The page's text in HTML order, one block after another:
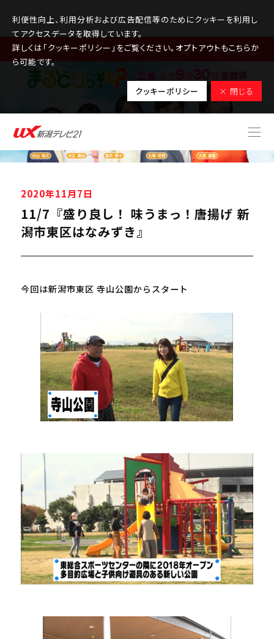
利便性向上、利用分析および広告配信等のためにクッキーを利用し
てアクセスデータを取得しています。
詳しくは「クッキーポリシー」をご覧ください。オプトアウトもこちらか
ら可能です。
クッキーポリシー × 閉じる
MENU
2020年11月7日
11/7『盛り良し！ 味うまっ！唐揚げ 新
潟市東区はなみずき』
今回は新潟市東区 寺山公園からスタート